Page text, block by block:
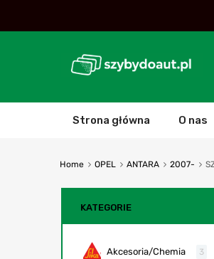
Strona główna O nas
Home OPEL ANTARA 2007-
KATEGORIE
Akcesoria/Chemia 3